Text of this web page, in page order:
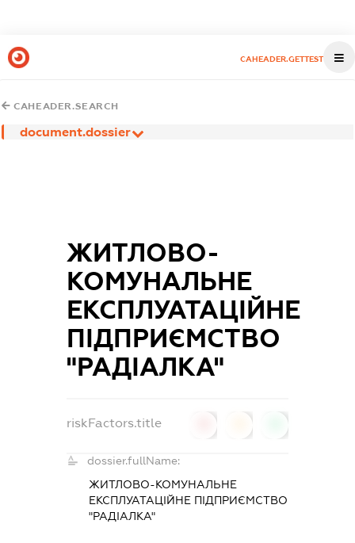
CAHEADER.GETTEST
CAHEADER.SEARCH
document.dossier
ЖИТЛОВО-
КОМУНАЛЬНЕ
ЕКСПЛУАТАЦІЙНЕ
ПІДПРИЄМСТВО
"РАДІАЛКА"
riskFactors.title
dossier.fullName:
ЖИТЛОВО-КОМУНАЛЬНЕ
ЕКСПЛУАТАЦІЙНЕ ПІДПРИЄМСТВО
"РАДІАЛКА"